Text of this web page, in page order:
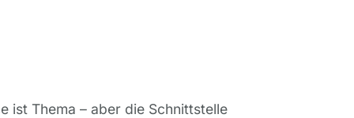
ist Thema – aber die Schnittstelle